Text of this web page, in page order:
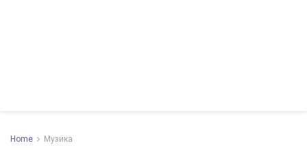
Home Музика